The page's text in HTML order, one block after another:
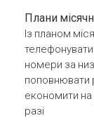
Плани
Із планом
телефонувати
номери за
поповнювати
економити на
разі